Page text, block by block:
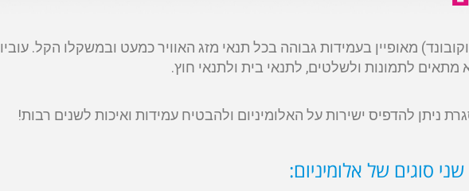
מאופיין בעמידות גבוהה בכל תנאי מזג האוויר כמעט ובמשקלו הקל. עוביו
ניתן להדפיס ישירות על האלומיניום ולהבטיח עמידות ואיכות לשנים רבות!
סוגים של אלומיניום: